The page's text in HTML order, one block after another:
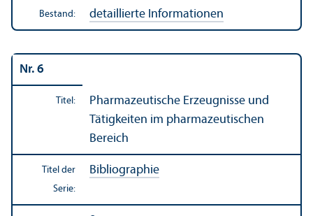
Bestand: detaillierte Informationen
Nr. 6
Titel:
Pharmazeutische Erzeugnisse und
Tätigkeiten im pharmazeutischen
Bereich
Titel der
Serie:
Bibliographie